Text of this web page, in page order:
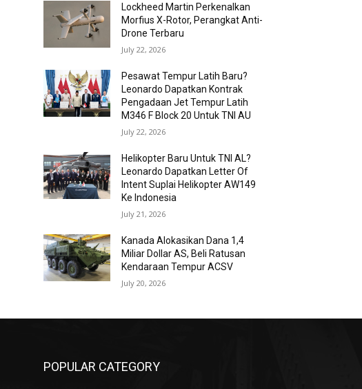
Lockheed Martin Perkenalkan
Morfius X-Rotor, Perangkat Anti-
Drone Terbaru
July 22, 2026
Pesawat Tempur Latih Baru?
Leonardo Dapatkan Kontrak
Pengadaan Jet Tempur Latih
M346 F Block 20 Untuk TNI AU
July 22, 2026
Helikopter Baru Untuk TNI AL?
Leonardo Dapatkan Letter Of
Intent Suplai Helikopter AW149
Ke Indonesia
July 21, 2026
Kanada Alokasikan Dana 1,4
Miliar Dollar AS, Beli Ratusan
Kendaraan Tempur ACSV
July 20, 2026
POPULAR CATEGORY